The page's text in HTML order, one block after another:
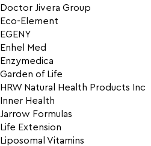
Doctor Jivera Group
Eco-Element
EGENY
Enhel Med
Enzymedica
Garden of Life
HRW Natural Health Products Inc
Inner Health
Jarrow Formulas
Life Extension
Liposomal Vitamins